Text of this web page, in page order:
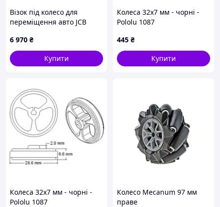
Візок під колесо для
переміщення авто JCB
6 970 ₴
Купити
Колеса 32х7 мм - чорні -
Pololu 1087
445 ₴
Купити
Колеса 32х7 мм - чорні -
Pololu 1087
Колесо Mecanum 97 мм
праве